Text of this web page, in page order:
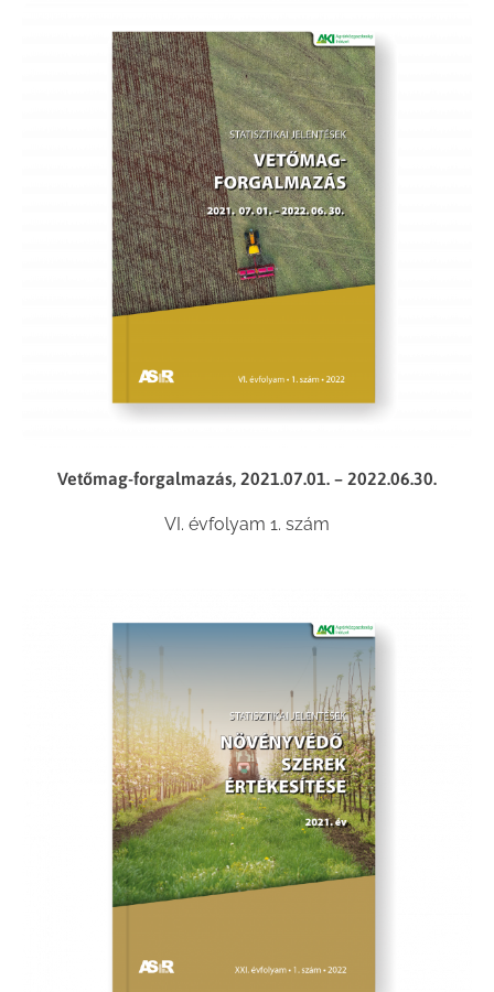
Vetőmag-forgalmazás, 2021.07.01. – 2022.06.30.
VI. évfolyam 1. szám